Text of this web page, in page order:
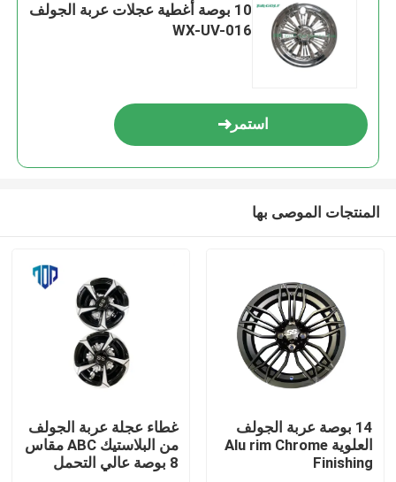
10 بوصة أغطية عجلات عربة الجولف
WX-UV-016
استمر
المنتجات الموصى بها
14 بوصة عربة الجولف
العلوية Alu rim Chrome
Finishing
غطاء عجلة عربة الجولف
من البلاستيك ABC مقاس
8 بوصة عالي التحمل